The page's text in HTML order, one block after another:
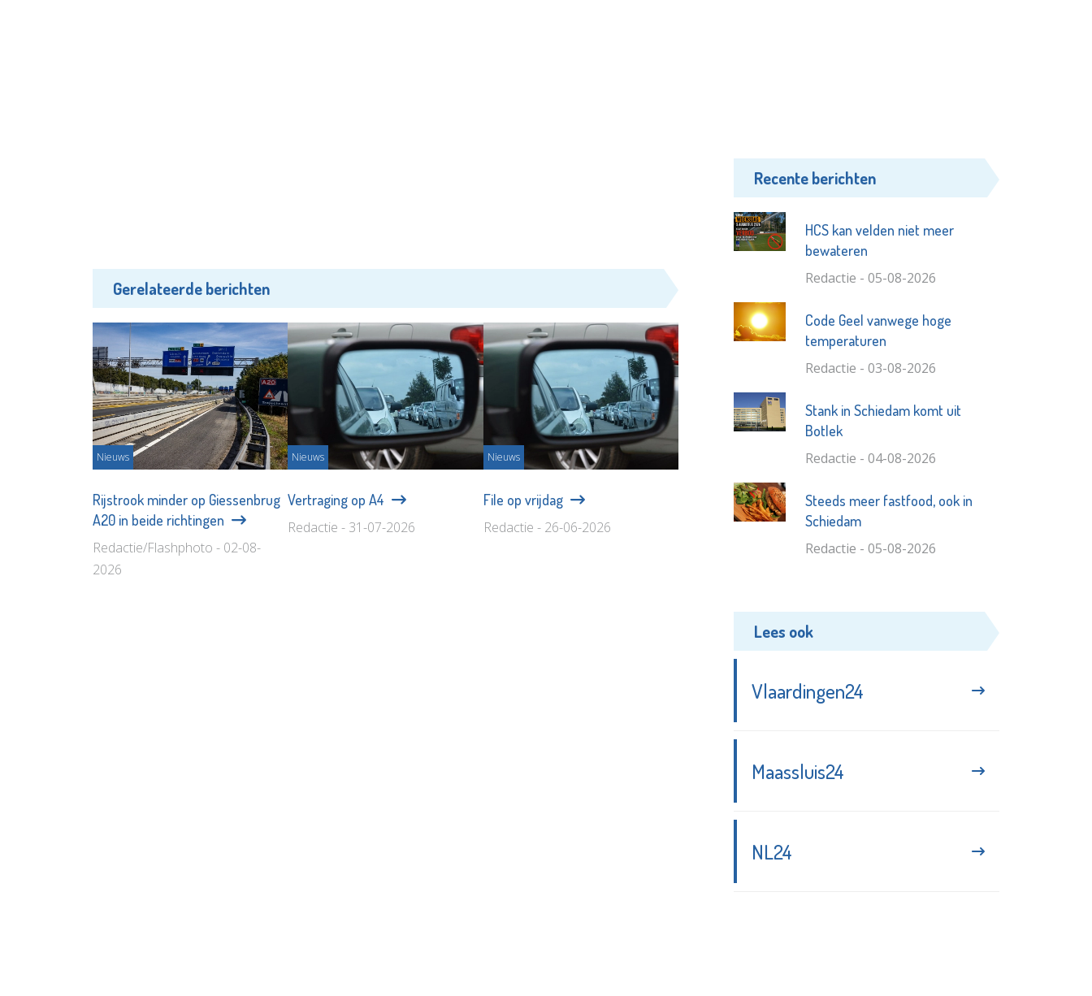
Gerelateerde berichten
Nieuws
Rijstrook minder op Giessenbrug
A20 in beide richtingen
Redactie/Flashphoto - 02-08-
2026
Nieuws
Vertraging op A4
Redactie - 31-07-2026
Nieuws
File op vrijdag
Redactie - 26-06-2026
Recente berichten
HCS kan velden niet meer
bewateren
Redactie - 05-08-2026
Code Geel vanwege hoge
temperaturen
Redactie - 03-08-2026
Stank in Schiedam komt uit
Botlek
Redactie - 04-08-2026
Steeds meer fastfood, ook in
Schiedam
Redactie - 05-08-2026
Lees ook
Vlaardingen24
Maassluis24
NL24